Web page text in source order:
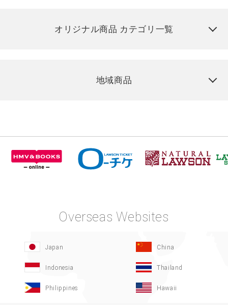
オリジナル商品 カテゴリ一覧
地域商品
Overseas Websites
Japan China
Indonesia Thailand
Philippines Hawaii